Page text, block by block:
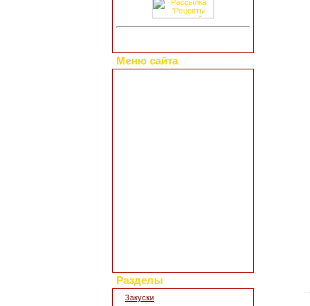
Меню сайта
Разделы
Закуски